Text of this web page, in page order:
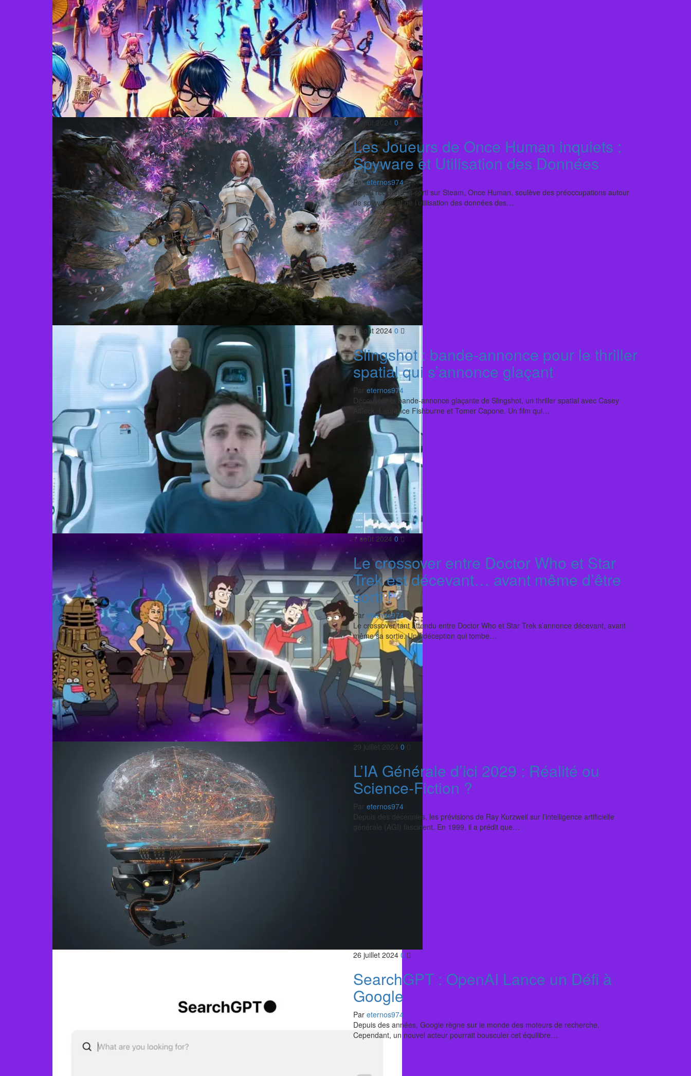
2 août 2024 0
Les Joueurs de Once Human inquiets :
Spyware et Utilisation des Données
Pareternos974
Le jeu récemment sorti sur Steam, Once Human, soulève des préoccupations autour
de spywares et de l’utilisation des données des…
1 août 2024 0
Slingshot : bande-annonce pour le thriller
spatial qui s’annonce glaçant
Par eternos974
Découvrez la bande-annonce glaçante de Slingshot, un thriller spatial avec Casey
Affleck, Laurence Fishburne et Tomer Capone. Un film qui…
1 août 2024 0
Le crossover entre Doctor Who et Star
Trek est décevant… avant même d’être
sorti !
Par eternos974
Le crossover tant attendu entre Doctor Who et Star Trek s’annonce décevant, avant
même sa sortie. Une déception qui tombe…
29 juillet 2024 0
L’IA Générale d’ici 2029 : Réalité ou
Science-Fiction ?
Par eternos974
Depuis des décennies, les prévisions de Ray Kurzweil sur l’intelligence artificielle
générale (AGI) fascinent. En 1999, il a prédit que…
26 juillet 2024 0
SearchGPT : OpenAI Lance un Défi à
Google
Par eternos974
Depuis des années, Google règne sur le monde des moteurs de recherche.
Cependant, un nouvel acteur pourrait bousculer cet équilibre…